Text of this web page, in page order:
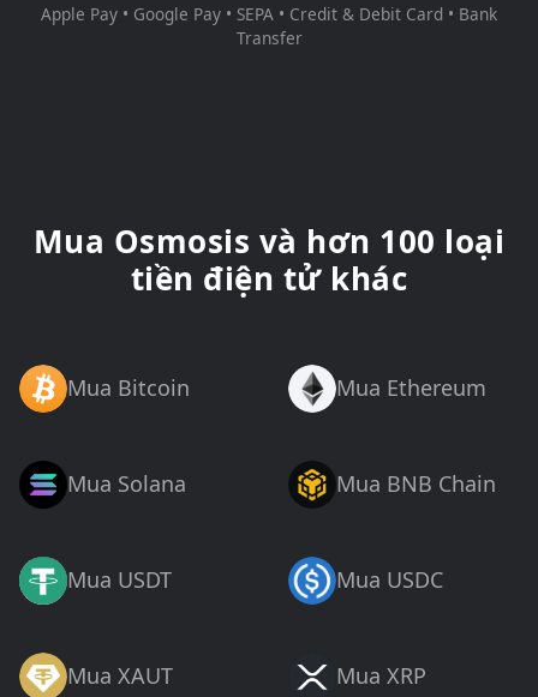
Apple Pay • Google Pay • SEPA • Credit & Debit Card • Bank
Transfer
Mua Osmosis và hơn 100 loại
tiền điện tử khác
Mua Bitcoin Mua Ethereum
Mua Solana Mua BNB Chain
Mua USDT Mua USDC
Mua XAUT Mua XRP